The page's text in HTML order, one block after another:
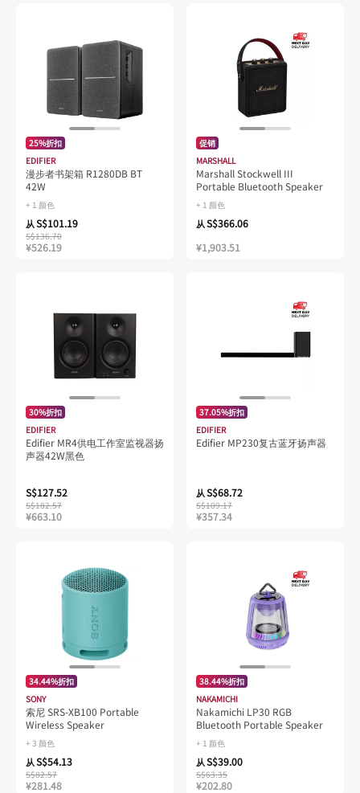
25%折扣
EDIFIER
漫步者书架箱 R1280DB BT
42W
+ 1 颜色
从S$101.19
S$136.70
¥526.19
促销
MARSHALL
Marshall Stockwell III
Portable Bluetooth Speaker
+ 1 颜色
从S$366.06
¥1,903.51
30%折扣
EDIFIER
Edifier MR4供电工作室监视器扬
声器42W黑色
S$127.52
S$182.57
¥663.10
37.05%折扣
EDIFIER
Edifier MP230复古蓝牙扬声器
从S$68.72
S$109.17
¥357.34
34.44%折扣
SONY
索尼 SRS-XB100 Portable
Wireless Speaker
+ 3 颜色
从S$54.13
S$82.57
¥281.48
38.44%折扣
NAKAMICHI
Nakamichi LP30 RGB
Bluetooth Portable Speaker
+ 1 颜色
从S$39.00
S$63.35
¥202.80